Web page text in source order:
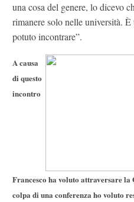
una cosa del genere, lo dicevo
rimanere solo nelle università.
potuto incontrare”.
A causa
di questo
incontro
Francesco ha voluto attraversare
colpa di una conferenza ho voluto